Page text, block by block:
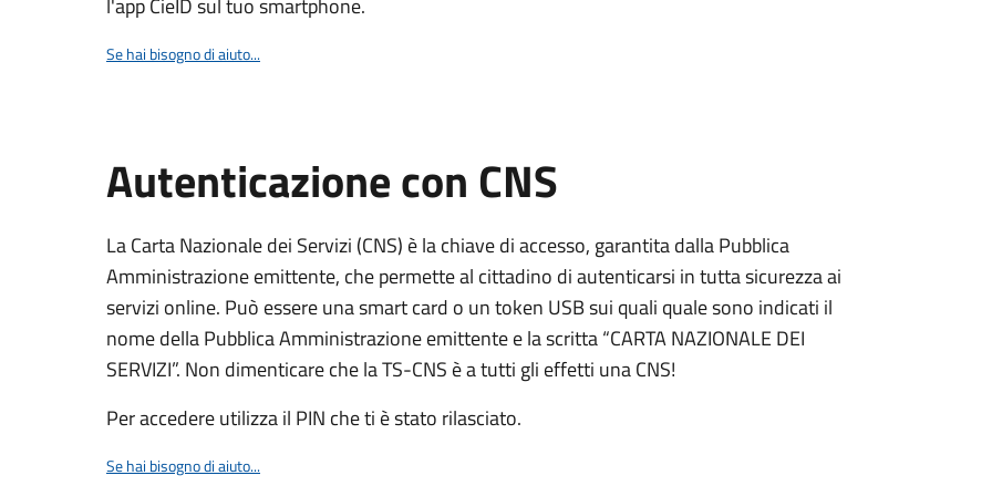
l'app CieID sul tuo smartphone.
Se hai bisogno di aiuto...
Autenticazione con CNS
La Carta Nazionale dei Servizi (CNS) è la chiave di accesso, garantita dalla Pubblica
Amministrazione emittente, che permette al cittadino di autenticarsi in tutta sicurezza ai
servizi online. Può essere una smart card o un token USB sui quali quale sono indicati il
nome della Pubblica Amministrazione emittente e la scritta “CARTA NAZIONALE DEI
SERVIZI”. Non dimenticare che la TS-CNS è a tutti gli effetti una CNS!
Per accedere utilizza il PIN che ti è stato rilasciato.
Se hai bisogno di aiuto...